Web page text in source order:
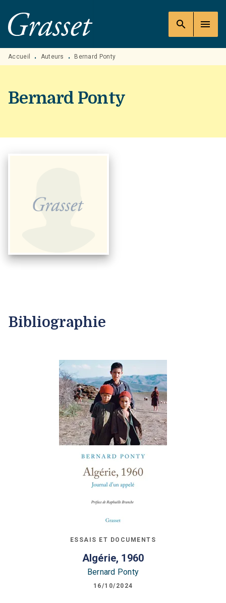
MENU RECHERCHE
PIED DE PAGE
search menu
Accueil • Auteurs • Bernard Ponty
Bernard Ponty
Bibliographie
ESSAIS ET DOCUMENTS
Algérie, 1960
Bernard Ponty
16/10/2024